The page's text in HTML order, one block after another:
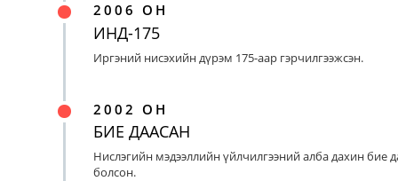
2006 ОН
ИНД-175
Иргэний нисэхийн дүрэм 175-аар гэрчилгээжсэн.
2002 ОН
БИЕ ДААСАН
Нислэгийн мэдээллийн үйлчилгээний алба дахин бие
болсон.